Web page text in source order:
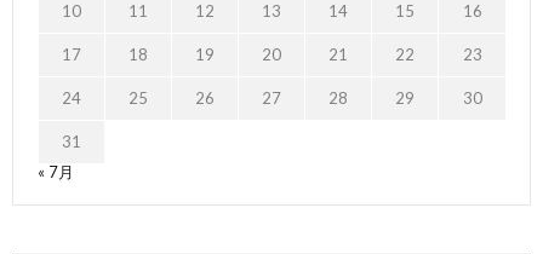
10 11 12 13 14 15 16
17 18 19 20 21 22 23
24 25 26 27 28 29 30
31
« 7月